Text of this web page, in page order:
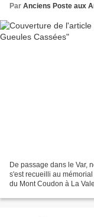
Par Anciens Poste aux
De passage dans le Var,
s'est recueilli au
du Mont Coudon à La